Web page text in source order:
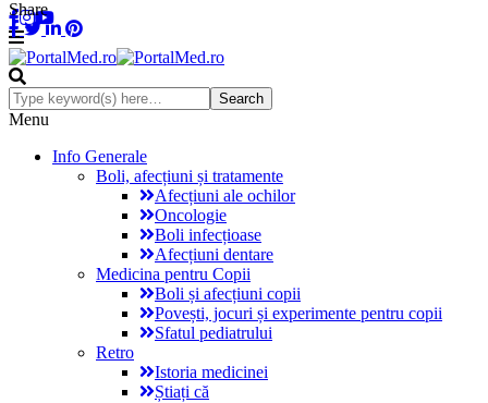
Menu
Info Generale
Boli, afecțiuni și tratamente
Afecțiuni ale ochilor
Oncologie
Boli infecțioase
Afecțiuni dentare
Medicina pentru Copii
Boli și afecțiuni copii
Povești, jocuri și experimente pentru copii
Sfatul pediatrului
Retro
Istoria medicinei
Știați că
Share